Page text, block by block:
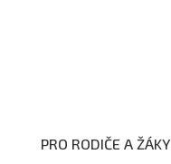
PRO RODIČE A ŽÁKY